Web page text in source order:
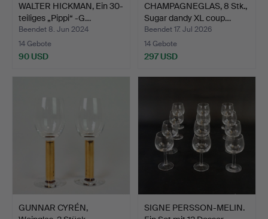
WALTER HICKMAN, Ein 30-
teiliges „Pippi“ -G…
Beendet 8. Jun 2024
14 Gebote
90 USD
CHAMPAGNEGLAS, 8 Stk.,
Sugar dandy XL coup…
Beendet 17. Jul 2026
14 Gebote
297 USD
GUNNAR CYRÉN,
SIGNE PERSSON-MELIN.